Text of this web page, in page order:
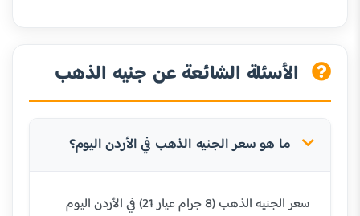
الأسئلة الشائعة عن جنيه الذهب
ما هو سعر الجنيه الذهب في الأردن اليوم؟
سعر الجنيه الذهب (8 جرام عيار 21) في الأردن اليوم